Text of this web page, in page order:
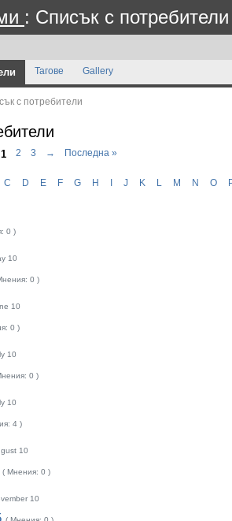
: Списък с потребители
Тагове Gallery
с потребители
1 2 3 → Последна »
C D E F G H J K M N O
0 )
10
0 )
10
0 )
10
0 )
10
4 )
10
( Мнения: 0 )
10